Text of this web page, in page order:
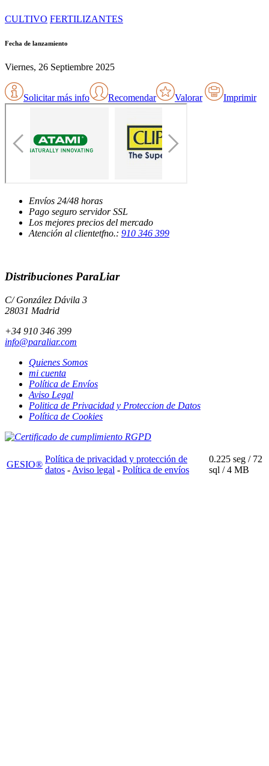
CULTIVO FERTILIZANTES
Fecha de lanzamiento
Viernes, 26 Septiembre 2025
Solicitar más info Recomendar Valorar Imprimir
Envíos 24/48 horas
Pago seguro servidor SSL
Los mejores precios del mercado
Atención al clientetfno.: 910 346 399
Distribuciones ParaLiar
C/ González Dávila 3
28031 Madrid
+34 910 346 399
info@paraliar.com
Quienes Somos
mi cuenta
Política de Envíos
Aviso Legal
Politica de Privacidad y Proteccion de Datos
Política de Cookies
GESIO®
Política de privacidad y protección de
datos - Aviso legal - Política de envíos
0.225 seg / 72
sql / 4 MB